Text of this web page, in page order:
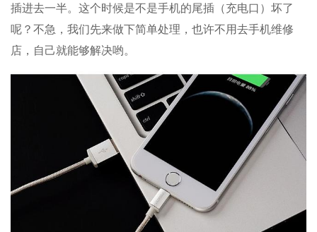
插进去一半。这个时候是不是手机的尾插（充电口）坏了
呢？不急，我们先来做下简单处理，也许不用去手机维修
店，自己就能够解决哟。